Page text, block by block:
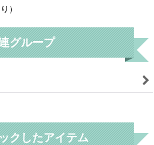
）
グループ
クしたアイテム